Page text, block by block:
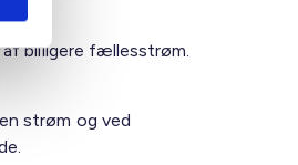
billigere fællesstrøm.
strøm og ved